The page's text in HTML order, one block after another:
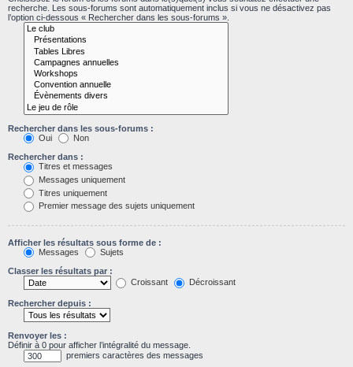
recherche. Les sous-forums sont automatiquement inclus si vous ne désactivez pas
l’option ci-dessous « Rechercher dans les sous-forums ».
Rechercher dans les sous-forums :
Oui
Non
Rechercher dans :
Titres et messages
Messages uniquement
Titres uniquement
Premier message des sujets uniquement
Afficher les résultats sous forme de :
Messages
Sujets
Classer les résultats par :
Croissant
Décroissant
Rechercher depuis :
Renvoyer les :
Définir à 0 pour afficher l’intégralité du message.
premiers caractères des messages